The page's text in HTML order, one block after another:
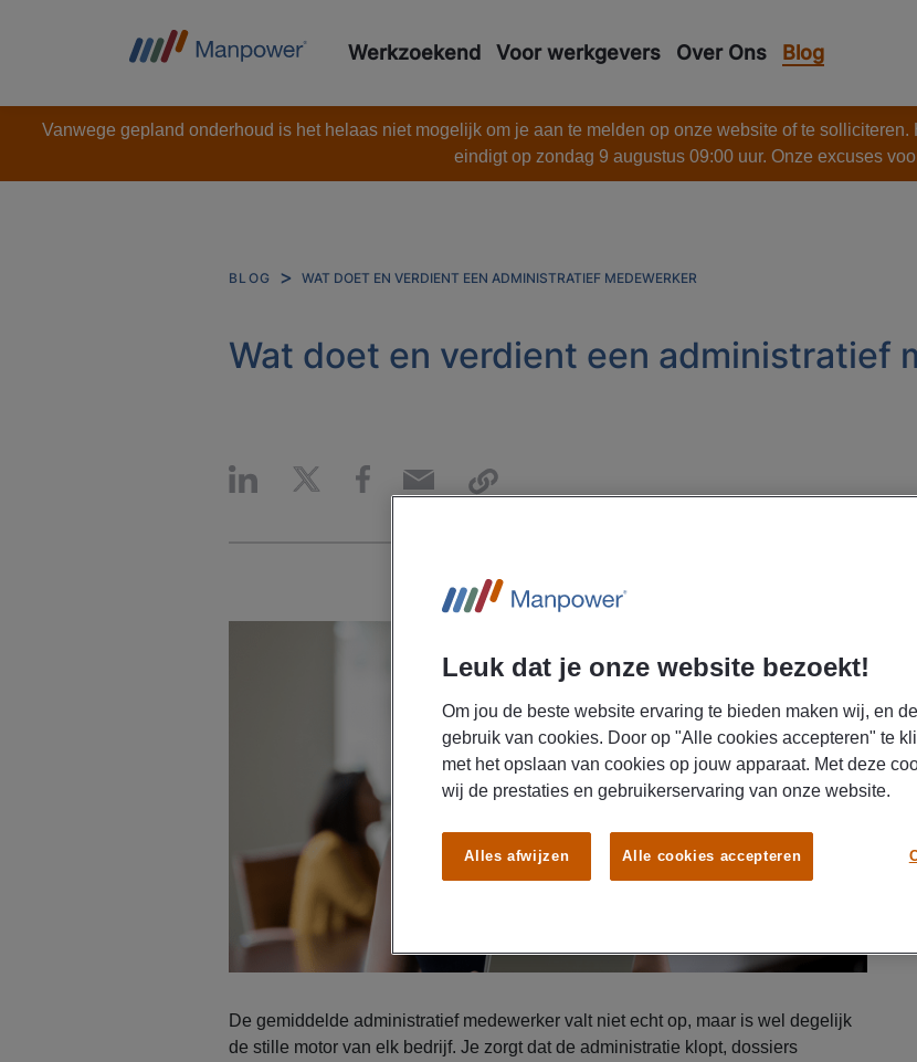
Werkzoekend Voor werkgevers Over Ons Blog
Vanwege gepland onderhoud is het helaas niet mogelijk om je aan te melden op onze website of te
eindigt op zondag 9 augustus 09:00 uur. Onze excuses
BLOG WAT DOET EN VERDIENT EEN ADMINISTRATIEF MEDEWERKER
Wat doet en verdient een administratief
De gemiddelde administratief medewerker valt niet echt op, maar is wel degelijk
de stille motor van elk bedrijf. Je zorgt dat de administratie klopt, dossiers
Leuk dat je onze website bezoekt!
Om jou de beste website ervaring te bieden maken wij, en
gebruik van cookies. Door op "Alle cookies accepteren" te
met het opslaan van cookies op jouw apparaat. Met deze
wij de prestaties en gebruikerservaring van onze website.
Alles afwijzen Alle cookies accepteren